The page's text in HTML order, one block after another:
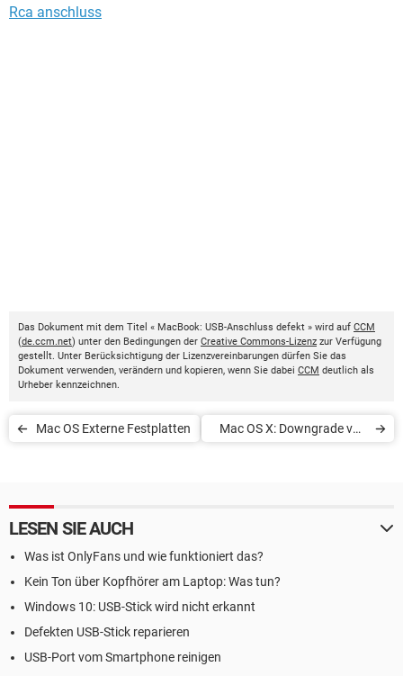
Rca anschluss
Das Dokument mit dem Titel « MacBook: USB-Anschluss defekt » wird auf CCM
(de.ccm.net) unter den Bedingungen der Creative Commons-Lizenz zur Verfügung
gestellt. Unter Berücksichtigung der Lizenzvereinbarungen dürfen Sie das
Dokument verwenden, verändern und kopieren, wenn Sie dabei CCM deutlich als
Urheber kennzeichnen.
Mac OS Externe Festplatten
Mac OS X: Downgrade von
LESEN SIE AUCH
Was ist OnlyFans und wie funktioniert das?
Kein Ton über Kopfhörer am Laptop: Was tun?
Windows 10: USB-Stick wird nicht erkannt
Defekten USB-Stick reparieren
USB-Port vom Smartphone reinigen